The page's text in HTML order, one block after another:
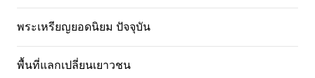
พระเหรียญยอดนิยม ปัจจุบัน
พื้นที่แลกเปลี่ยนเยาวชน